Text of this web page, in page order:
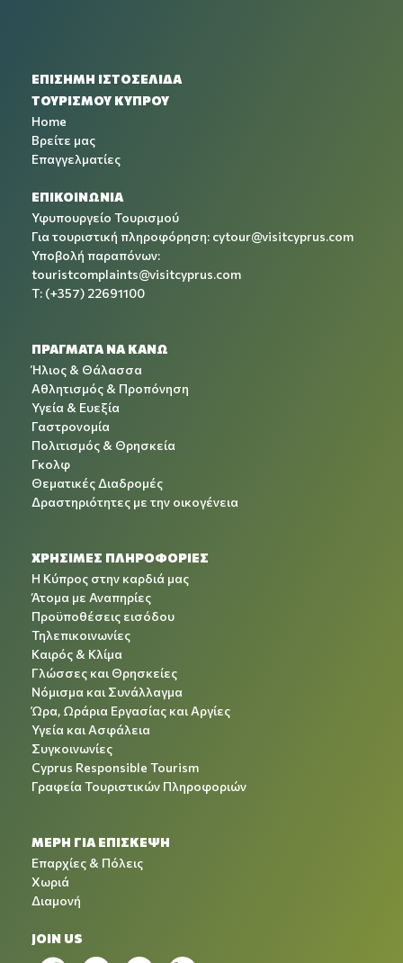
ΕΠΙΣΗΜΗ ΙΣΤΟΣΕΛΙΔΑ
ΤΟΥΡΙΣΜΟΥ ΚΥΠΡΟΥ
Home
Βρείτε μας
Επαγγελματίες
ΕΠΙΚΟΙΝΩΝΙΑ
Υφυπουργείο Τουρισμού
Για τουριστική πληροφόρηση: cytour@visitcyprus.com
Υποβολή παραπόνων:
touristcomplaints@visitcyprus.com
T: (+357) 22691100
ΠΡΑΓΜΑΤΑ ΝΑ ΚΑΝΩ
Ήλιος & Θάλασσα
Αθλητισμός & Προπόνηση
Υγεία & Ευεξία
Γαστρονομία
Πολιτισμός & Θρησκεία
Γκολφ
Θεματικές Διαδρομές
Δραστηριότητες με την οικογένεια
ΧΡΉΣΙΜΕΣ ΠΛΗΡΟΦΟΡΊΕΣ
Η Κύπρος στην καρδιά μας
Άτομα με Αναπηρίες
Προϋποθέσεις εισόδου
Τηλεπικοινωνίες
Καιρός & Κλίμα
Γλώσσες και Θρησκείες
Νόμισμα και Συνάλλαγμα
Ώρα, Ωράρια Εργασίας και Αργίες
Υγεία και Ασφάλεια
Συγκοινωνίες
Cyprus Responsible Tourism
Γραφεία Τουριστικών Πληροφοριών
ΜΕΡΗ ΓΙΑ ΕΠΙΣΚΕΨΗ
Επαρχίες & Πόλεις
Χωριά
Διαμονή
JOIN US